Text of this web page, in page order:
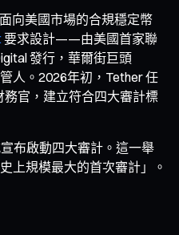
向美國市場的合規穩定幣
要求設計——由美國首家聯
發行，華爾街巨頭
人。2026年初，Tether 任
務官，建立符合四大審計標
布啟動四大審計。這一舉
上規模最大的首次審計」。